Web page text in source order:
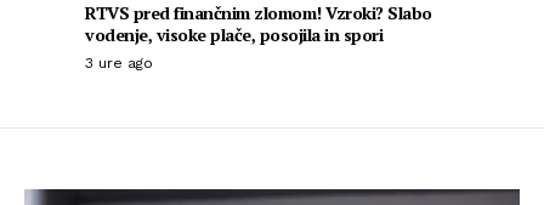
RTVS pred finančnim zlomom! Vzroki? Slabo
vodenje, visoke plače, posojila in spori
3 ure ago